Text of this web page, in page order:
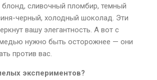
сливочный пломбир, темный
черный, холодный шоколад. Эти
вашу элегантность. А вот с
нужно быть осторожнее — они
против вас.
экспериментов?